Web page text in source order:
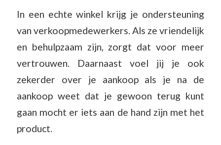
In een echte winkel krijg je ondersteuning
van verkoopmedewerkers. Als ze vriendelijk
en behulpzaam zijn, zorgt dat voor meer
vertrouwen. Daarnaast voel jij je ook
zekerder over je aankoop als je na de
aankoop weet dat je gewoon terug kunt
gaan mocht er iets aan de hand zijn met het
product.